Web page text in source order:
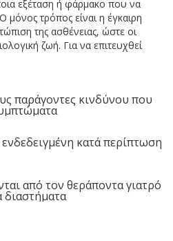
εξέταση ή φάρμακο που να
μόνος τρόπος είναι η έγκαιρη
της ασθένειας, ώστε οι
ζωή. Για να επιτευχθεί
παράγοντες κινδύνου που
κατά περίπτωση
από τον θεράποντα γιατρό
διαστήματα